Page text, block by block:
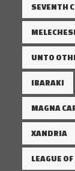
SEVENTH
UNTO
IBARAKI
MAGNA
XANDRIA
LEAGUE